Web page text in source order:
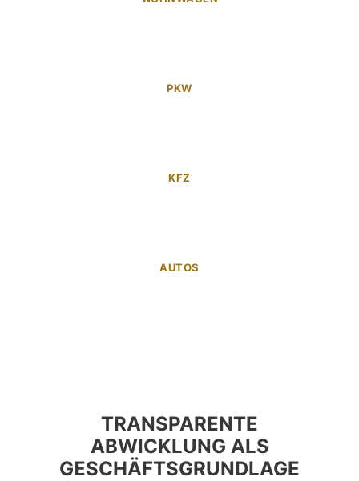
PKW
KFZ
AUTOS
TRANSPARENTE
ABWICKLUNG ALS
GESCHÄFTSGRUNDLAGE